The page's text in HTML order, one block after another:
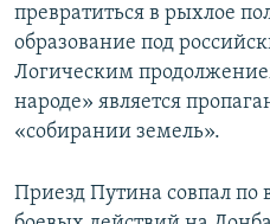
превратиться в рыхлое
образование под
Логическим
народе» является
«собирании земель».
Приезд Путина совпал по